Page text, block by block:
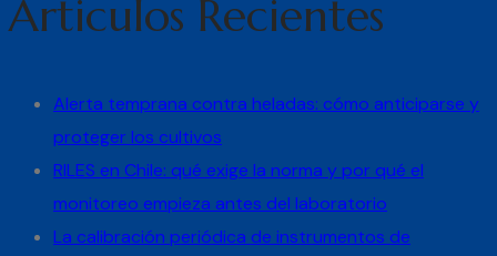
Articulos Recientes
Alerta temprana contra heladas: cómo anticiparse y
proteger los cultivos
RILES en Chile: qué exige la norma y por qué el
monitoreo empieza antes del laboratorio
La calibración periódica de instrumentos de